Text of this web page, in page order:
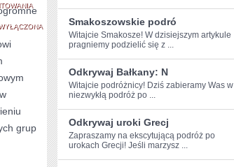
TAJEMNICE
I
NIEWYJAŚNIONE
SPRAWY
grup
Smakoszowskie podró
Witajcie Smakosze! W dzisiejszym artykule
pragniemy podzielić się z‍ ...
Odkrywaj Bałkany: N
Witajcie podróżnicy! Dziś zabieramy Was w
niezwykłą podróż po ...
Odkrywaj uroki Grecj
Zapraszamy na ekscytującą podróż po
urokach Grecji! Jeśli marzysz ...